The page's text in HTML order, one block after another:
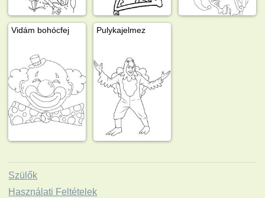
Vidám bohócfej Pulykajelmez
Szülők
Használati Feltételek